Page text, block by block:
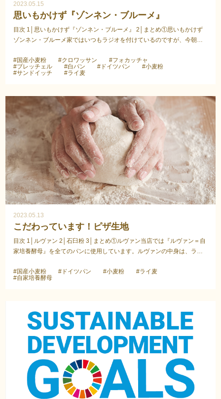
2023.05.15
思いもかけず『ゾンネン・ブルーメ』
目次 1│思いもかけず『ゾンネン・ブルーメ』 2│まとめ①思いもかけず
ゾンネン・ブルーメ家ではいつもラジオを付けているのですが、今朝、
#国産小麦粉
#クロワッサン
#フォカッチャ
#ブレッチェル
#白パン #ドイツパン
#小麦粉
#サンドイッチ
#ライ麦
2023.05.13
こだわっています！ピザ生地
目次 1│ルヴァン 2│石臼粉 3│まとめ①ルヴァン当店では『ルヴァン＝自
家培養酵母』を全てのパンに使用しています。ルヴァンの中身は、ライ
#国産小麦粉
#ドイツパン #小麦粉
#ライ麦
#自家培養酵母